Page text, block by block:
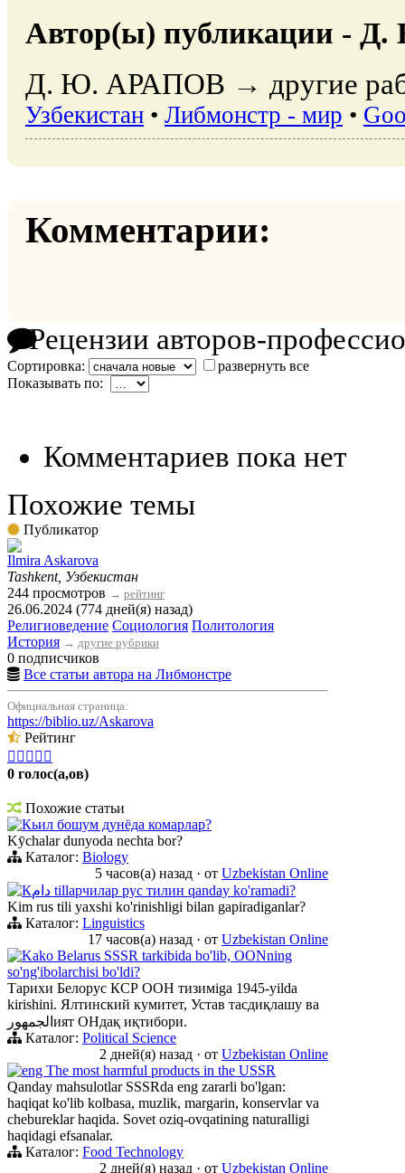
Автор(ы) публикации -
Д. Ю. АРАПОВ → другие
Узбекистан • Либмонстр - мир •
Комментарии:
Рецензии авторов-
Сортировка:
развернуть все
Показывать по:
Комментариев пока нет
Похожие темы
Публикатор
Ilmira Askarova
Tashkent, Узбекистан
244 просмотров → рейтинг
26.06.2024 (774 дней(я) назад)
Религиоведение Социология Политология
История → другие рубрики
0 подписчиков
Все статьи автора на Либмонстре
Официальная страница:
https://biblio.uz/Askarova
Рейтинг
    
0 голос(а,ов)
Похожие статьи
Кьил бошум дунёда комарлар?
Kӯchalar dunyoda nechta bor?
Каталог: Biology
5 часов(а) назад · от Uzbekistan Online
Кدام tillарчилар рус тилин qanday ko'ramadi?
Kim rus tili yaxshi ko'rinishligi bilan gapiradiganlar?
Каталог: Linguistics
17 часов(а) назад · от Uzbekistan Online
Kako Belarus SSSR tarkibida bo'lib, OONning
so'ng'ibolarchisi bo'ldi?
Тарихи Белорус КСР ООН тизимiga 1945-yilda
kirishini. Ялтинский кумитет, Устав тасдиқлашу ва
الجمهورият ОНдақ иқтибори.
Каталог: Political Science
2 дней(я) назад · от Uzbekistan Online
eng The most harmful products in the USSR
Qanday mahsulotlar SSSRda eng zararli bo'lgan:
haqiqat ko'lib kolbasa, muzlik, margarin, konservlar va
chebureklar haqida. Sovet oziq-ovqatining naturalligi
haqidagi efsanalar.
Каталог: Food Technology
2 дней(я) назад · от Uzbekistan Online